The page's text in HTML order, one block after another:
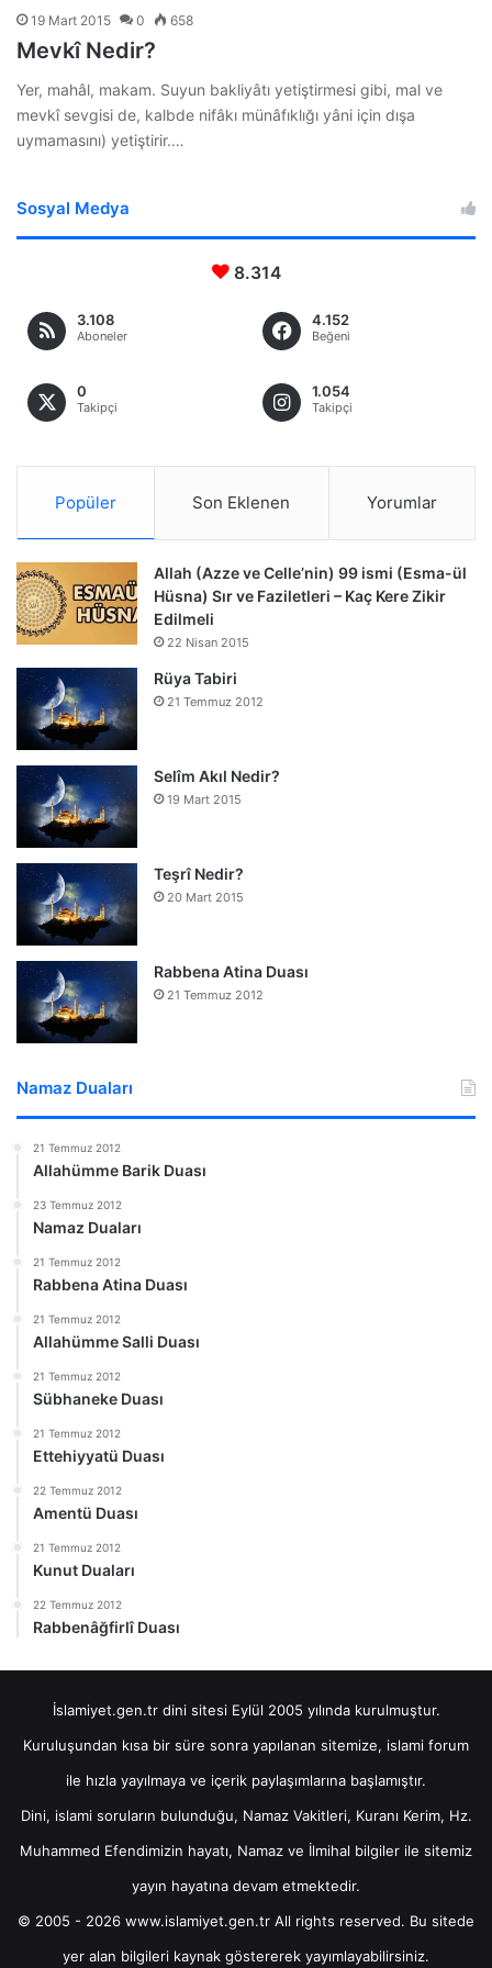
19 Mart 2015 0 658
Mevkî Nedir?
Yer, mahâl, makam. Suyun bakliyâtı yetiştirmesi gibi, mal ve
mevkî sevgisi de, kalbde nifâkı münâfıklığı yâni için dışa
uymamasını) yetiştirir.…
Sosyal Medya
8.314
3.108
Aboneler
4.152
Beğeni
0
Takipçi
1.054
Takipçi
Popüler Son Eklenen Yorumlar
Allah (Azze ve Celle’nin) 99 ismi (Esma-ül
Hüsna) Sır ve Faziletleri – Kaç Kere Zikir
Edilmeli
22 Nisan 2015
Rüya Tabiri
21 Temmuz 2012
Selîm Akıl Nedir?
19 Mart 2015
Teşrî Nedir?
20 Mart 2015
Rabbena Atina Duası
21 Temmuz 2012
Namaz Duaları
21 Temmuz 2012
Allahümme Barik Duası
23 Temmuz 2012
Namaz Duaları
21 Temmuz 2012
Rabbena Atina Duası
21 Temmuz 2012
Allahümme Salli Duası
21 Temmuz 2012
Sübhaneke Duası
21 Temmuz 2012
Ettehiyyatü Duası
22 Temmuz 2012
Amentü Duası
21 Temmuz 2012
Kunut Duaları
22 Temmuz 2012
Rabbenâğfirlî Duası
İslamiyet.gen.tr dini sitesi Eylül 2005 yılında kurulmuştur.
Kuruluşundan kısa bir süre sonra yapılanan sitemize, islami forum
ile hızla yayılmaya ve içerik paylaşımlarına başlamıştır.
Dini, islami soruların bulunduğu, Namaz Vakitleri, Kuranı Kerim, Hz.
Muhammed Efendimizin hayatı, Namaz ve İlmihal bilgiler ile sitemiz
yayın hayatına devam etmektedir.
© 2005 - 2026 www.islamiyet.gen.tr All rights reserved. Bu sitede
yer alan bilgileri kaynak göstererek yayımlayabilirsiniz.